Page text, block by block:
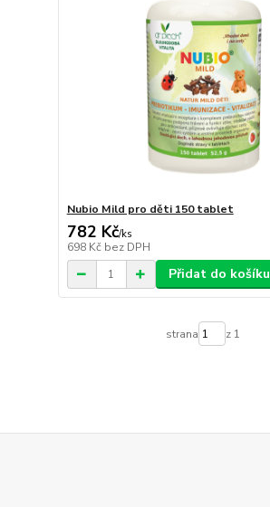
Nubio Mild pro děti 150 tablet
782 Kč/ks
698 Kč bez DPH
Přidat do košíku
strana z 1